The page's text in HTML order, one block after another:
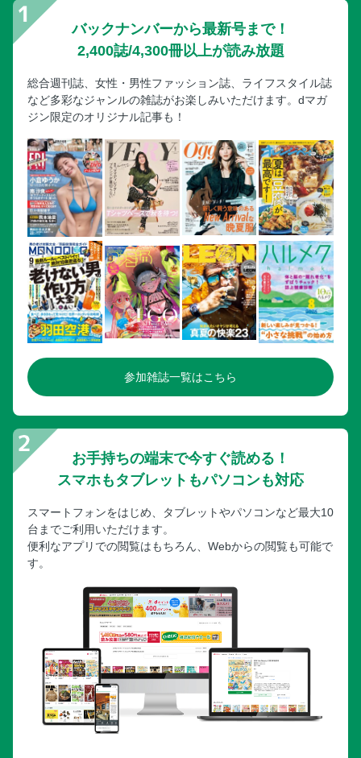
バックナンバーから最新号まで！
2,400誌/4,300冊以上が読み放題
総合週刊誌、女性・男性ファッション誌、ライフスタイル誌
など多彩なジャンルの雑誌がお楽しみいただけます。dマガ
ジン限定のオリジナル記事も！
参加雑誌一覧はこちら
お手持ちの端末で今すぐ読める！
スマホもタブレットもパソコンも対応
スマートフォンをはじめ、タブレットやパソコンなど最大10
台までご利用いただけます。
便利なアプリでの閲覧はもちろん、Webからの閲覧も可能で
す。